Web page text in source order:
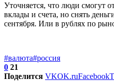
Уточняется, что люди смогут
вклады и счета, но снять
сентября. Или в рублях по
#валюта#россия
0 21
Поделится VKOK.ruFacebook